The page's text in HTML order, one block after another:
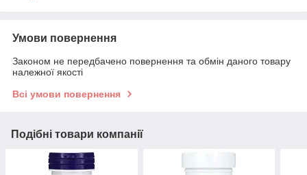
Умови повернення
Законом не передбачено повернення та обмін даного товару
належної якості
Всі умови повернення
Подібні товари компанії